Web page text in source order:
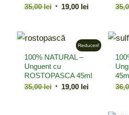
35,00lei Prețul
fost:
35,00 lei.
19,00 leiPrețul
19,00 lei.
100% NATURAL –
Unguent cu
ROSTOPASCA 45ml
35,00lei Prețul
19,00 leiPrețul
Reduceri!